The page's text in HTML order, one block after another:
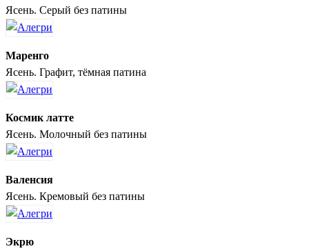
Ясень. Серый без патины
Маренго
Ясень. Графит, тёмная патина
Космик латте
Ясень. Молочный без патины
Валенсия
Ясень. Кремовый без патины
Экрю